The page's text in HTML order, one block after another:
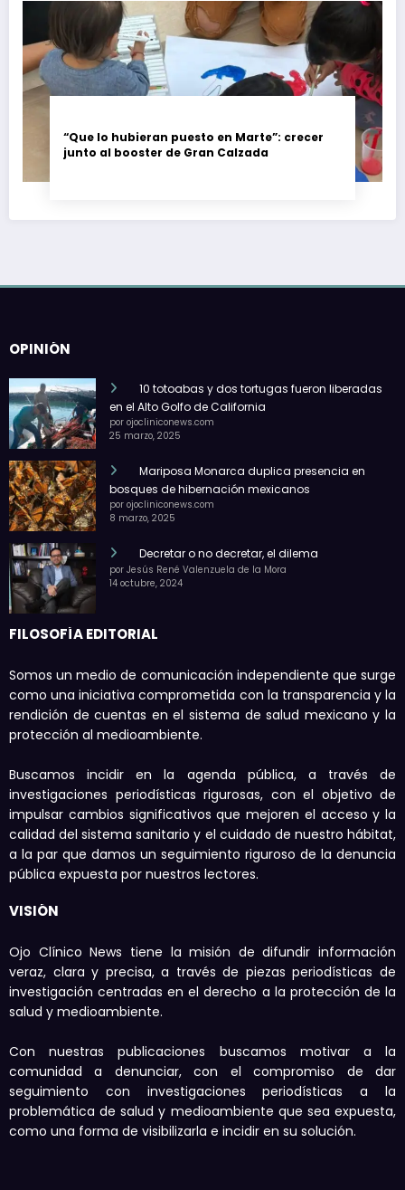
“Que lo hubieran puesto en Marte”: crecer
junto al booster de Gran Calzada
OPINIÓN
10 totoabas y dos tortugas fueron liberadas
en el Alto Golfo de California
por ojocliniconews.com
25 marzo, 2025
Mariposa Monarca duplica presencia en
bosques de hibernación mexicanos
por ojocliniconews.com
8 marzo, 2025
Decretar o no decretar, el dilema
por Jesús René Valenzuela de la Mora
14 octubre, 2024
FILOSOFÍA EDITORIAL
Somos un medio de comunicación independiente que surge
como una iniciativa comprometida con la transparencia y la
rendición de cuentas en el sistema de salud mexicano y la
protección al medioambiente.
Buscamos incidir en la agenda pública, a través de
investigaciones periodísticas rigurosas, con el objetivo de
impulsar cambios significativos que mejoren el acceso y la
calidad del sistema sanitario y el cuidado de nuestro hábitat,
a la par que damos un seguimiento riguroso de la denuncia
pública expuesta por nuestros lectores.
VISIÓN
Ojo Clínico News tiene la misión de difundir información
veraz, clara y precisa, a través de piezas periodísticas de
investigación centradas en el derecho a la protección de la
salud y medioambiente.
Con nuestras publicaciones buscamos motivar a la
comunidad a denunciar, con el compromiso de dar
seguimiento con investigaciones periodísticas a la
problemática de salud y medioambiente que sea expuesta,
como una forma de visibilizarla e incidir en su solución.